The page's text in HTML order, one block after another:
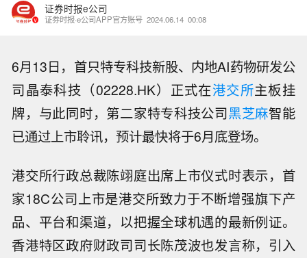
证券时报e公司
证券时报·e公司APP官方账号 2024.06.14 00:08
6月13日，首只特专科技新股、内地AI药物研发公
司晶泰科技（02228.HK）正式在港交所主板挂
牌，与此同时，第二家特专科技公司黑芝麻智能
已通过上市聆讯，预计最快将于6月底登场。
港交所行政总裁陈翊庭出席上市仪式时表示，首
家18C公司上市是港交所致力于不断增强旗下产
品、平台和渠道，以把握全球机遇的最新例证。
香港特区政府财政司司长陈茂波也发言称，引入